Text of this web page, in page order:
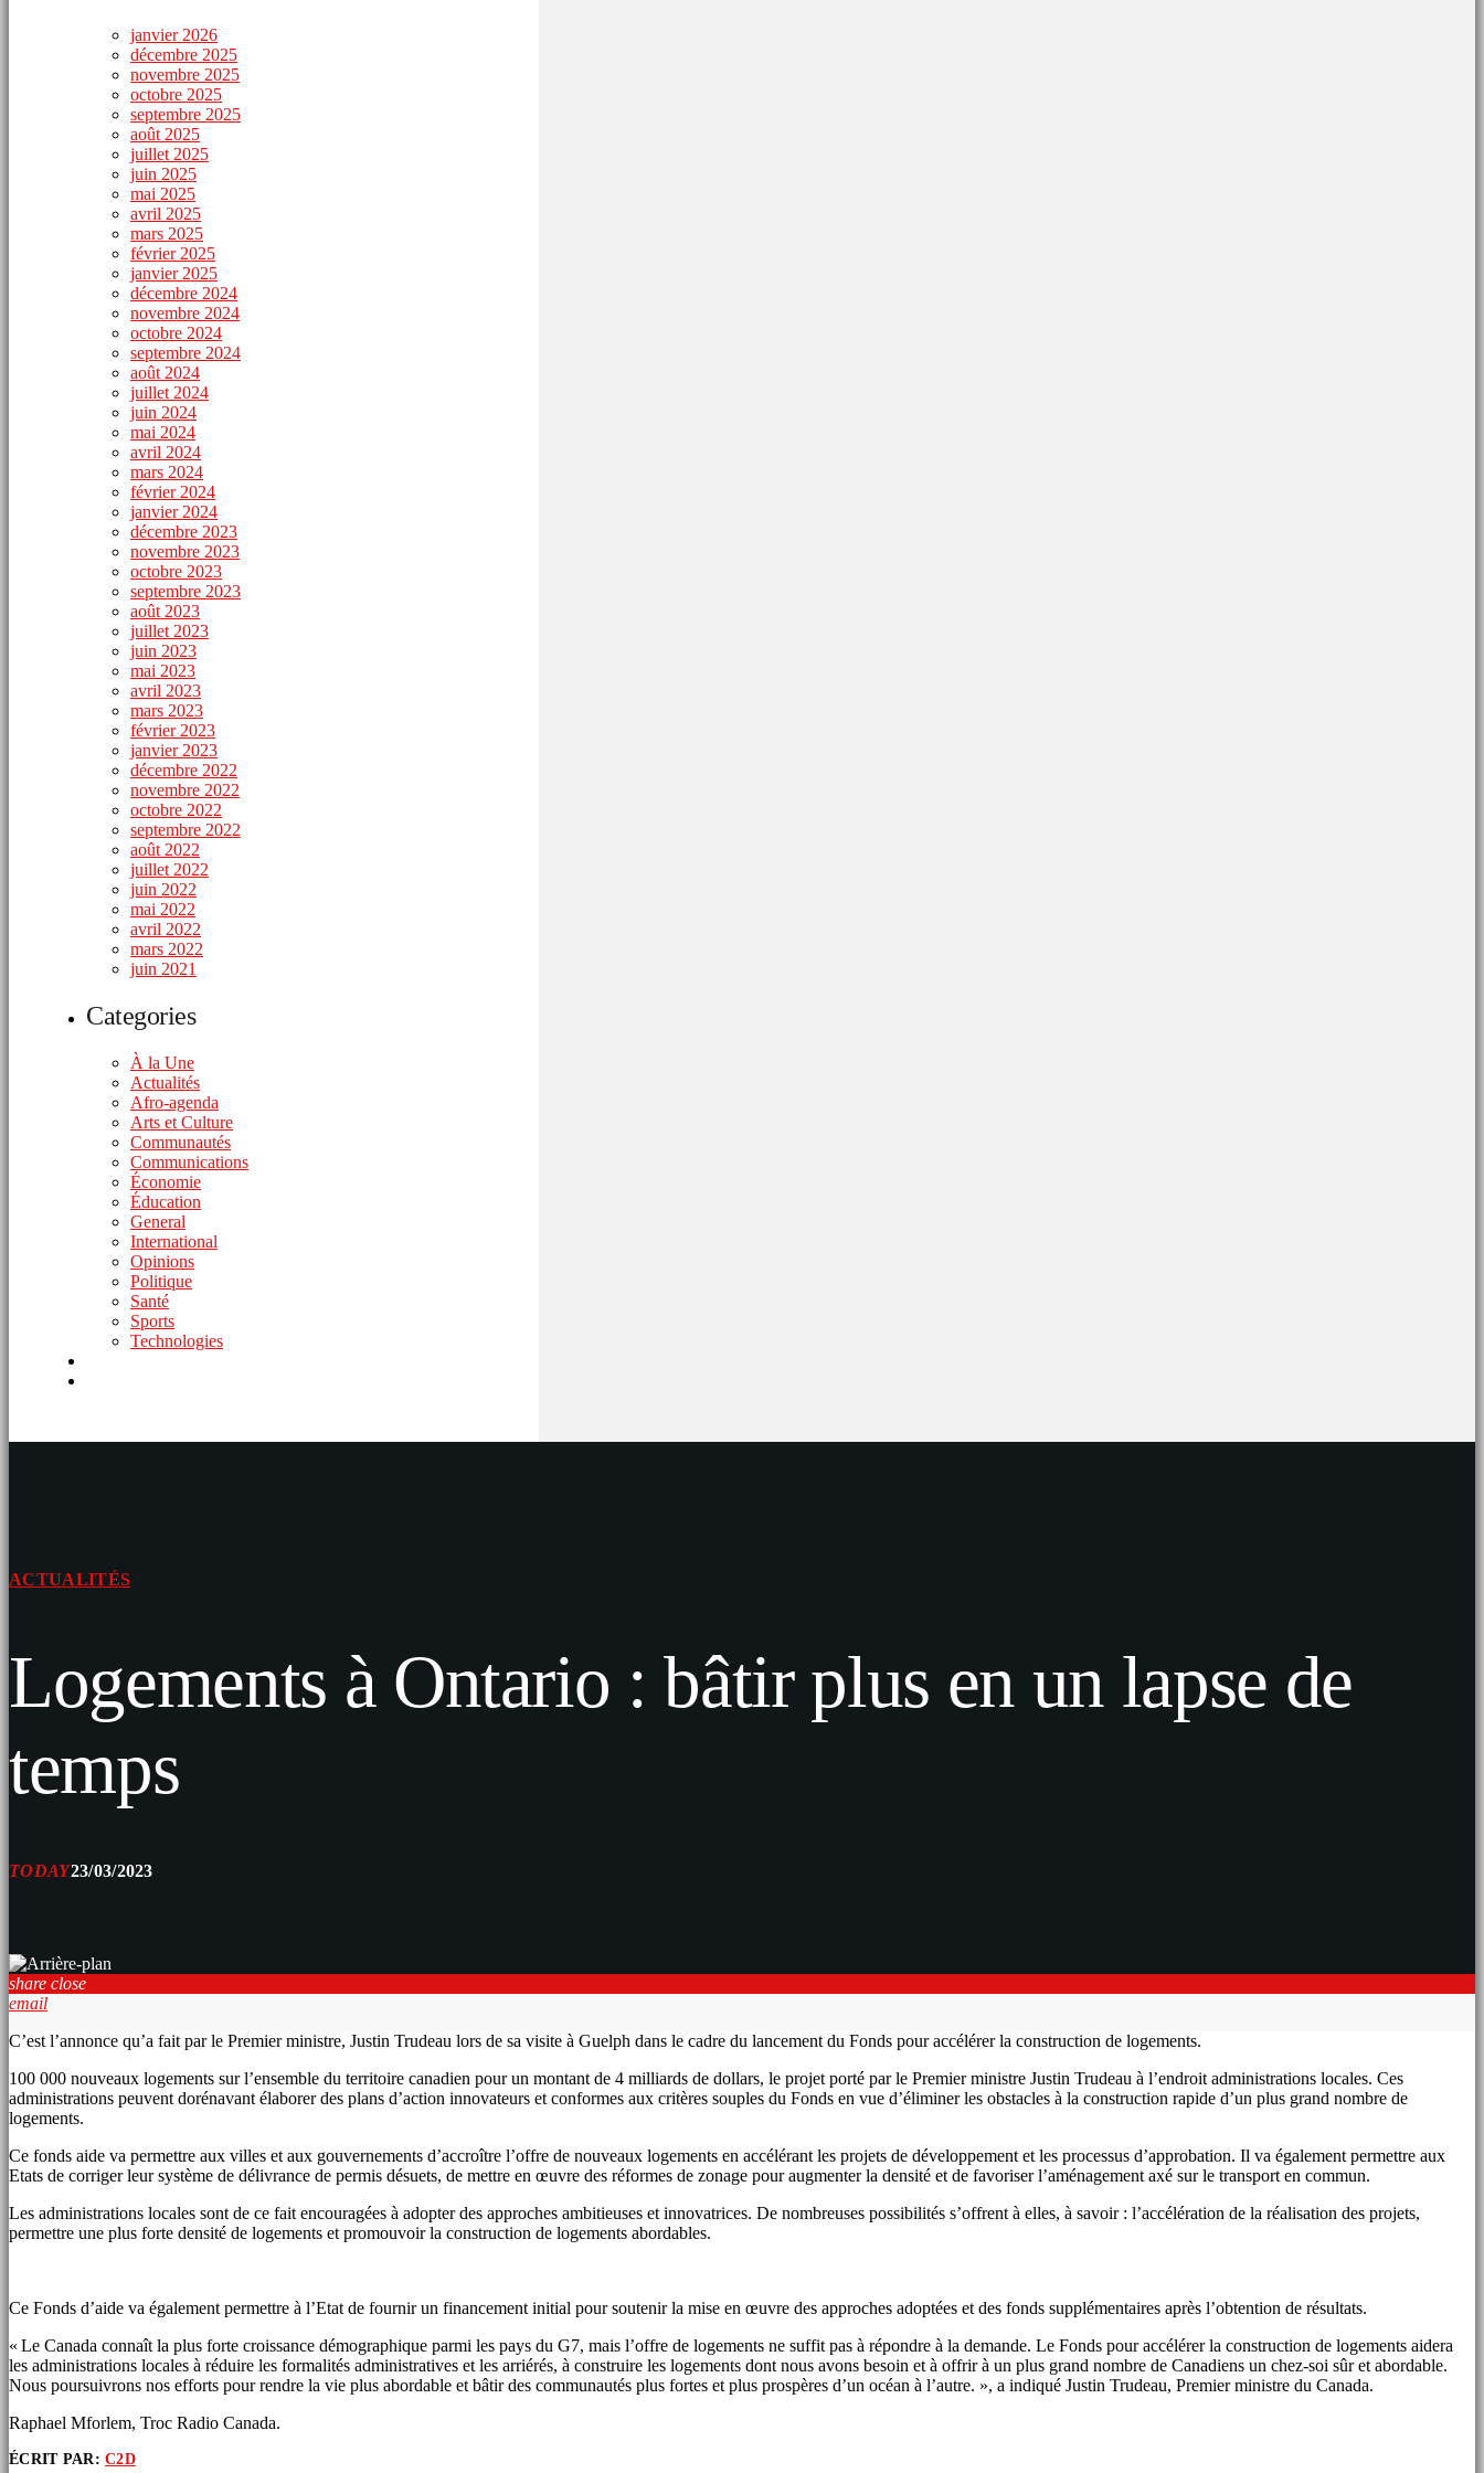
janvier 2026
décembre 2025
novembre 2025
octobre 2025
septembre 2025
août 2025
juillet 2025
juin 2025
mai 2025
avril 2025
mars 2025
février 2025
janvier 2025
décembre 2024
novembre 2024
octobre 2024
septembre 2024
août 2024
juillet 2024
juin 2024
mai 2024
avril 2024
mars 2024
février 2024
janvier 2024
décembre 2023
novembre 2023
octobre 2023
septembre 2023
août 2023
juillet 2023
juin 2023
mai 2023
avril 2023
mars 2023
février 2023
janvier 2023
décembre 2022
novembre 2022
octobre 2022
septembre 2022
août 2022
juillet 2022
juin 2022
mai 2022
avril 2022
mars 2022
juin 2021
Categories
À la Une
Actualités
Afro-agenda
Arts et Culture
Communautés
Communications
Économie
Éducation
General
International
Opinions
Politique
Santé
Sports
Technologies
ACTUALITÉS
Logements à Ontario : bâtir plus en un lapse de
temps
TODAY23/03/2023
share close
email
C’est l’annonce qu’a fait par le Premier ministre, Justin Trudeau lors de sa visite à Guelph dans le cadre du lancement du Fonds pour accélérer la construction de logements.
100 000 nouveaux logements sur l’ensemble du territoire canadien pour un montant de 4 milliards de dollars, le projet porté par le Premier ministre Justin Trudeau à l’endroit administrations locales. Ces
administrations peuvent dorénavant élaborer des plans d’action innovateurs et conformes aux critères souples du Fonds en vue d’éliminer les obstacles à la construction rapide d’un plus grand nombre de
logements.
Ce fonds aide va permettre aux villes et aux gouvernements d’accroître l’offre de nouveaux logements en accélérant les projets de développement et les processus d’approbation. Il va également permettre aux
Etats de corriger leur système de délivrance de permis désuets, de mettre en œuvre des réformes de zonage pour augmenter la densité et de favoriser l’aménagement axé sur le transport en commun.
Les administrations locales sont de ce fait encouragées à adopter des approches ambitieuses et innovatrices. De nombreuses possibilités s’offrent à elles, à savoir : l’accélération de la réalisation des projets,
permettre une plus forte densité de logements et promouvoir la construction de logements abordables.
Ce Fonds d’aide va également permettre à l’Etat de fournir un financement initial pour soutenir la mise en œuvre des approches adoptées et des fonds supplémentaires après l’obtention de résultats.
« Le Canada connaît la plus forte croissance démographique parmi les pays du G7, mais l’offre de logements ne suffit pas à répondre à la demande. Le Fonds pour accélérer la construction de logements aidera
les administrations locales à réduire les formalités administratives et les arriérés, à construire les logements dont nous avons besoin et à offrir à un plus grand nombre de Canadiens un chez-soi sûr et abordable.
Nous poursuivrons nos efforts pour rendre la vie plus abordable et bâtir des communautés plus fortes et plus prospères d’un océan à l’autre. », a indiqué Justin Trudeau, Premier ministre du Canada.
Raphael Mforlem, Troc Radio Canada.
ÉCRIT PAR:C2D